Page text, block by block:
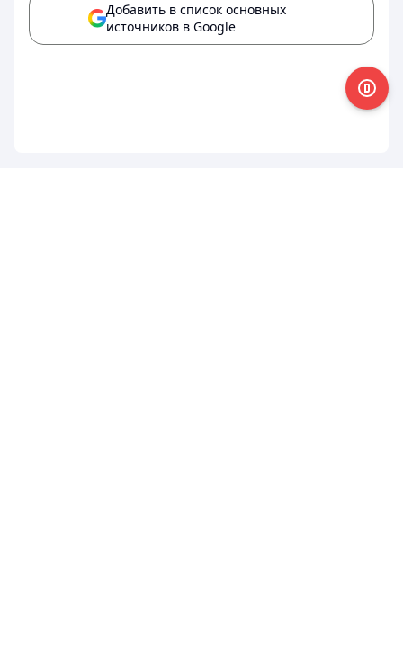
Добавить в список основных
источников в Google